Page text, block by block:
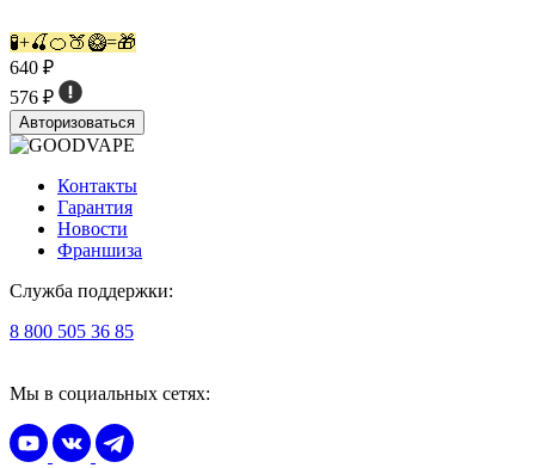
🧪+🍒🍊🍑🥝=🎁
640 ₽
576 ₽
Авторизоваться
Контакты
Гарантия
Новости
Франшиза
Служба поддержки:
8 800 505 36 85
Мы в социальных сетях: